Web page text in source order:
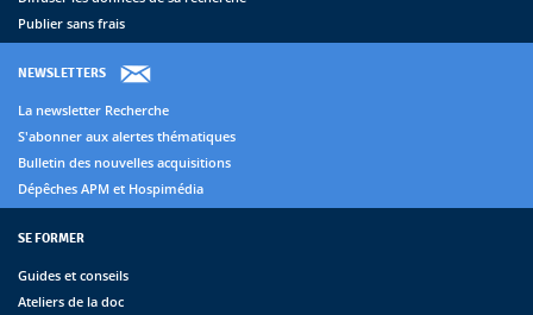
Publier sans frais
NEWSLETTERS
La newsletter Recherche
S'abonner aux alertes thématiques
Bulletin des nouvelles acquisitions
Dépêches APM et Hospimédia
SE FORMER
Guides et conseils
Ateliers de la doc